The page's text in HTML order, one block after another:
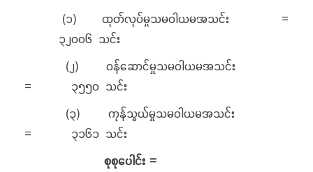
(၁) ထုတ်လုပ်မှုသမဝါယမအသင်း =
၃၂၀၀၆ သင်း
(၂) ဝန်ဆောင်မှုသမဝါယမအသင်း
= ၃၅၅၀ သင်း
(၃) ကုန်သွယ်မှုသမဝါယမအသင်း
= ၃၁၆၁ သင်း
စုစုပေါင်း =